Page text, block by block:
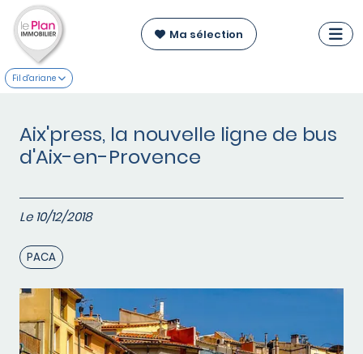
Ma sélection
Fil d'ariane
Aix'press, la nouvelle ligne de bus
d'Aix-en-Provence
Le 10/12/2018
PACA